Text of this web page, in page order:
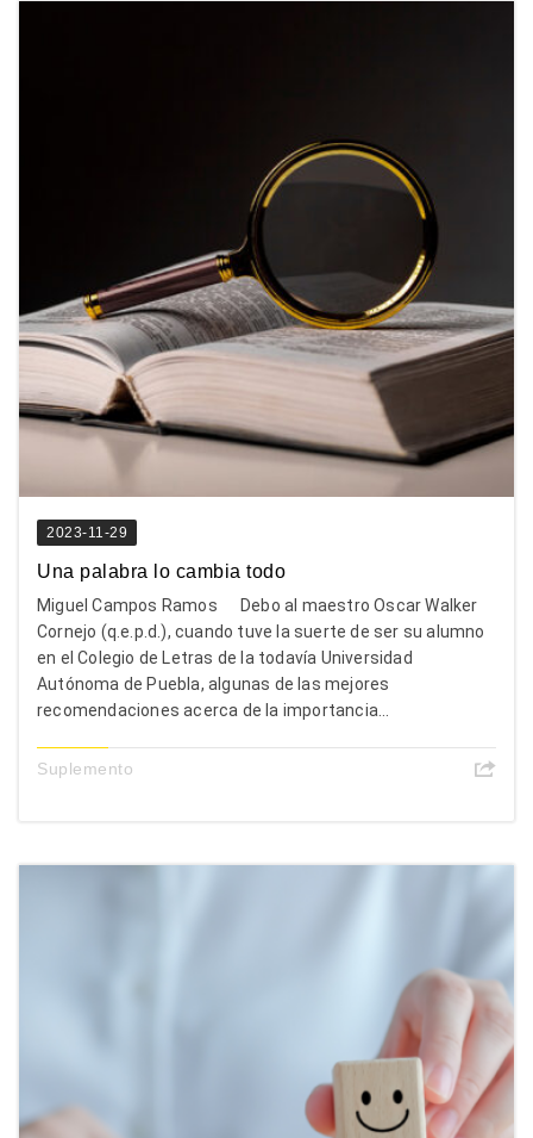
2023-11-29
Una palabra lo cambia todo
Miguel Campos Ramos Debo al maestro Oscar Walker
Cornejo (q.e.p.d.), cuando tuve la suerte de ser su alumno
en el Colegio de Letras de la todavía Universidad
Autónoma de Puebla, algunas de las mejores
recomendaciones acerca de la importancia...
Suplemento